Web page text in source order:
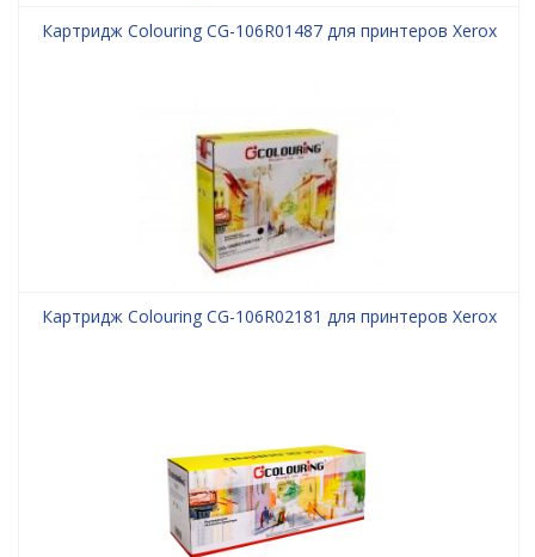
Картридж Colouring CG-106R01487 для принтеров Xerox
Картридж Colouring CG-106R02181 для принтеров Xerox